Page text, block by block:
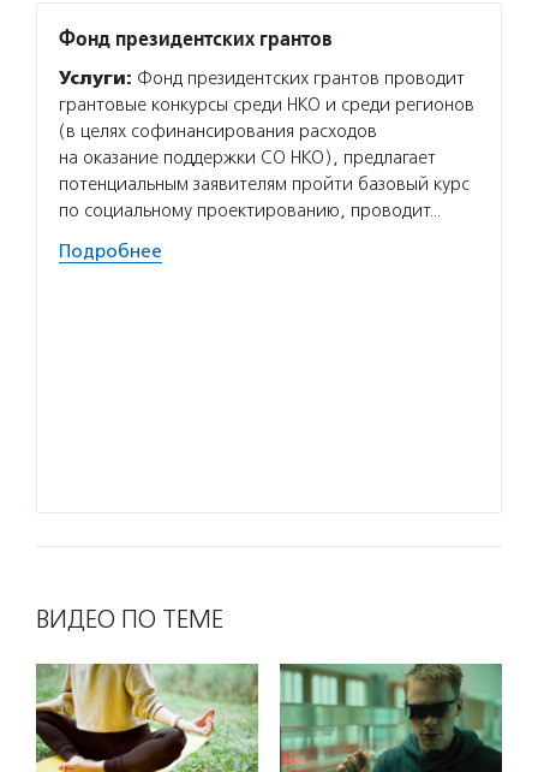
Фонд президентских грантов
Услуги: Фонд президентских грантов проводит
грантовые конкурсы среди НКО и среди регионов
(в целях софинансирования расходов
на оказание поддержки СО НКО), предлагает
потенциальным заявителям пройти базовый курс
по социальному проектированию, проводит…
Подробнее
ВИДЕО ПО ТЕМЕ